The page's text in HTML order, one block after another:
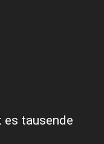
es tausende